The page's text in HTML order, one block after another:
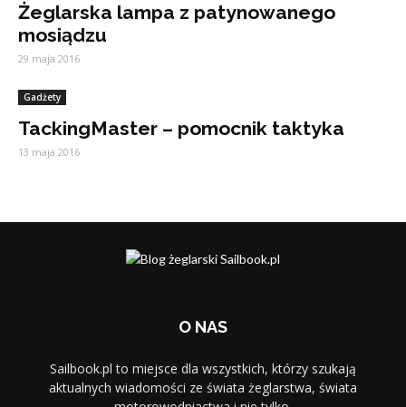
Żeglarska lampa z patynowanego
mosiądzu
29 maja 2016
Gadżety
TackingMaster – pomocnik taktyka
13 maja 2016
O NAS
Sailbook.pl to miejsce dla wszystkich, którzy szukają
aktualnych wiadomości ze świata żeglarstwa, świata